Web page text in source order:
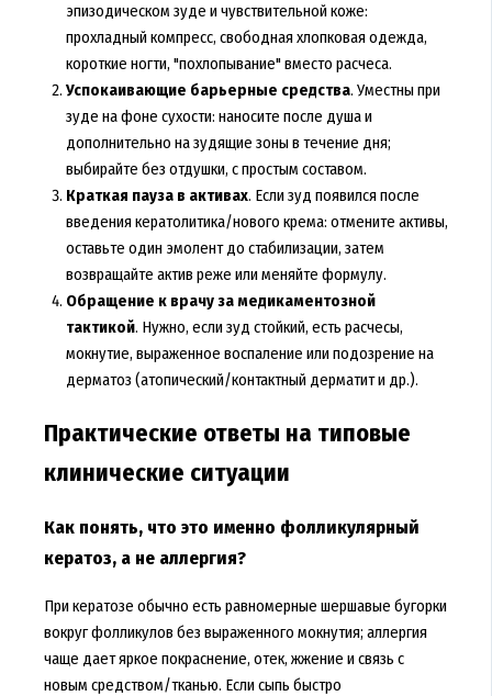
эпизодическом зуде и чувствительной коже:
прохладный компресс, свободная хлопковая одежда,
короткие ногти, "похлопывание" вместо расчеса.
Успокаивающие барьерные средства. Уместны при
зуде на фоне сухости: наносите после душа и
дополнительно на зудящие зоны в течение дня;
выбирайте без отдушки, с простым составом.
Краткая пауза в активах. Если зуд появился после
введения кератолитика/нового крема: отмените активы,
оставьте один эмолент до стабилизации, затем
возвращайте актив реже или меняйте формулу.
Обращение к врачу за медикаментозной
тактикой. Нужно, если зуд стойкий, есть расчесы,
мокнутие, выраженное воспаление или подозрение на
дерматоз (атопический/контактный дерматит и др.).
Практические ответы на типовые
клинические ситуации
Как понять, что это именно фолликулярный
кератоз, а не аллергия?
При кератозе обычно есть равномерные шершавые бугорки
вокруг фолликулов без выраженного мокнутия; аллергия
чаще дает яркое покраснение, отек, жжение и связь с
новым средством/тканью. Если сыпь быстро